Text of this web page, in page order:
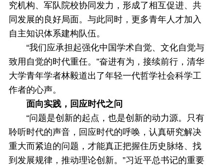
究机构、军队院校协同发力，形成了相互促进、共
同发展的良好局面。与此同时，更多青年人才加入
自主知识体系建构队伍。
“我们应承担起强化中国学术自觉、文化自觉与
致用自觉的时代重任。”奋进有为，接续前行，清华
大学青年学者林毅道出了年轻一代哲学社会科学工
作者的心声。
面向实践，回应时代之问
“问题是创新的起点，也是创新的动力源。只有
聆听时代的声音，回应时代的呼唤，认真研究解决
重大而紧迫的问题，才能真正把握住历史脉络、找
到发展规律，推动理论创新。”习近平总书记的重要